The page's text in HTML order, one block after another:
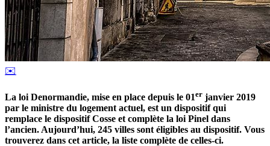
✉️
La loi Denormandie, mise en place depuis le 01er janvier 2019
par le ministre du logement actuel, est un dispositif qui
remplace le dispositif Cosse et complète la loi Pinel dans
l’ancien. Aujourd’hui, 245 villes sont éligibles au dispositif. Vous
trouverez dans cet article, la liste complète de celles-ci.